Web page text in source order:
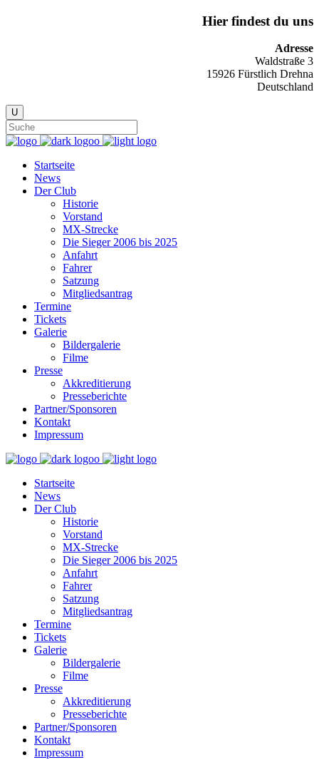
Hier findest du uns
Adresse
Waldstraße 3
15926 Fürstlich Drehna
Deutschland
Startseite
News
Der Club
Historie
Vorstand
MX-Strecke
Die Sieger 2006 bis 2025
Anfahrt
Fahrer
Satzung
Mitgliedsantrag
Termine
Tickets
Galerie
Bildergalerie
Filme
Presse
Akkreditierung
Presseberichte
Partner/Sponsoren
Kontakt
Impressum
Startseite
News
Der Club
Historie
Vorstand
MX-Strecke
Die Sieger 2006 bis 2025
Anfahrt
Fahrer
Satzung
Mitgliedsantrag
Termine
Tickets
Galerie
Bildergalerie
Filme
Presse
Akkreditierung
Presseberichte
Partner/Sponsoren
Kontakt
Impressum